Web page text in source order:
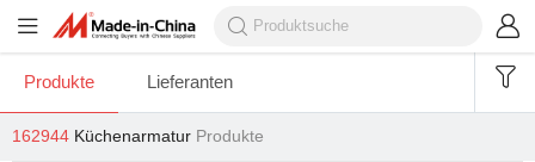
Produkte Lieferanten
162944 Küchenarmatur Produkte